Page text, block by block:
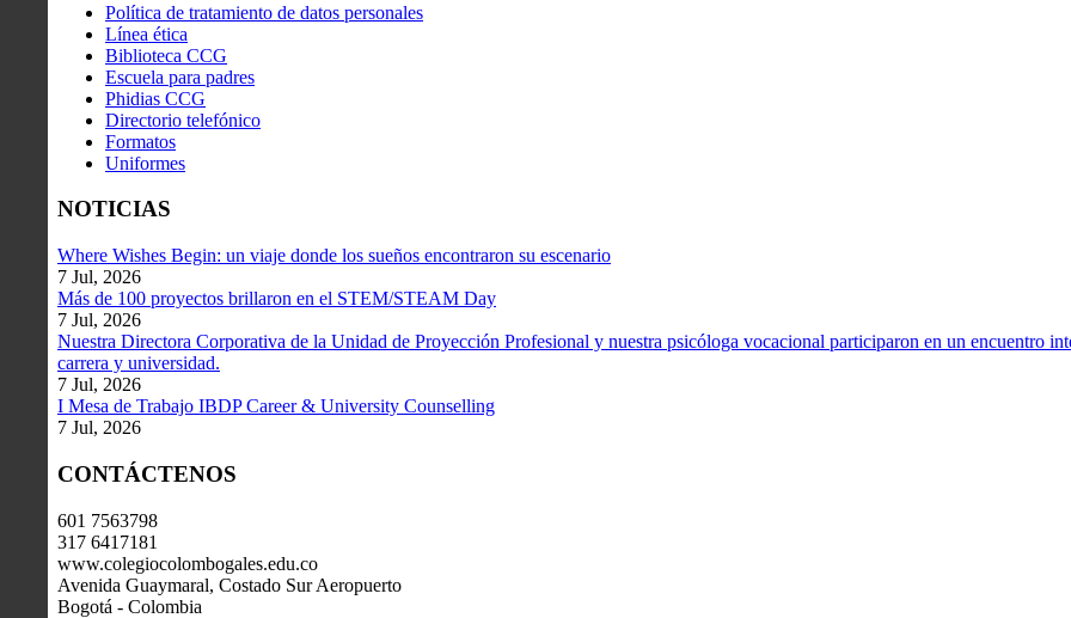
Política de tratamiento de datos personales
Línea ética
Biblioteca CCG
Escuela para padres
Phidias CCG
Directorio telefónico
Formatos
Uniformes
NOTICIAS
Where Wishes Begin: un viaje donde los sueños encontraron su escenario
7 Jul, 2026
Más de 100 proyectos brillaron en el STEM/STEAM Day
7 Jul, 2026
Nuestra Directora Corporativa de la Unidad de Proyección Profesional y nuestra psicóloga vocacional participaron en un encuentro
carrera y universidad.
7 Jul, 2026
I Mesa de Trabajo IBDP Career & University Counselling
7 Jul, 2026
CONTÁCTENOS
601 7563798
317 6417181
www.colegiocolombogales.edu.co
Avenida Guaymaral, Costado Sur Aeropuerto
Bogotá - Colombia